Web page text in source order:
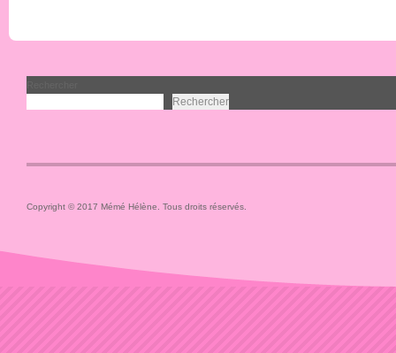
Rechercher
Copyright © 2017 Mémé Hélène. Tous droits réservés.